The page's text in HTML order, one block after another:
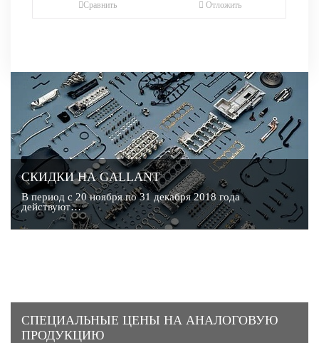
Сравнить Отложить
СКИДКИ НА GALLANT
В период с 20 ноября по 31 декабря 2018 года
действуют…
CПЕЦИАЛЬНЫЕ ЦЕНЫ НА АНАЛОГОВУЮ
ПРОДУКЦИЮ